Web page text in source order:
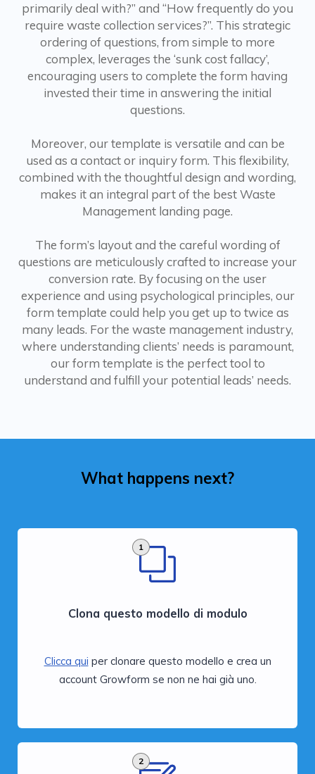
primarily deal with?” and “How frequently do you
require waste collection services?”. This strategic
ordering of questions, from simple to more
complex, leverages the ‘sunk cost fallacy’,
encouraging users to complete the form having
invested their time in answering the initial
questions.
Moreover, our template is versatile and can be
used as a contact or inquiry form. This flexibility,
combined with the thoughtful design and wording,
makes it an integral part of the best Waste
Management landing page.
The form’s layout and the careful wording of
questions are meticulously crafted to increase your
conversion rate. By focusing on the user
experience and using psychological principles, our
form template could help you get up to twice as
many leads. For the waste management industry,
where understanding clients’ needs is paramount,
our form template is the perfect tool to
understand and fulfill your potential leads’ needs.
What happens next?
1
Clona questo modello di modulo
Clicca qui per clonare questo modello e crea un
account Growform se non ne hai già uno.
2